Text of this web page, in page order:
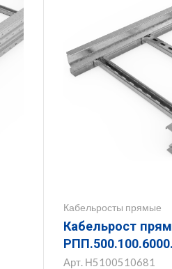
Кабельросты прямые
Кабельрост
Арт. Н5100510681